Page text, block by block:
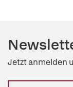
Jetzt anmelden